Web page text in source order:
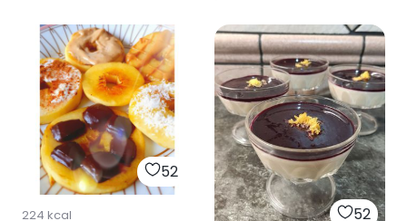
52
224 kcal 52